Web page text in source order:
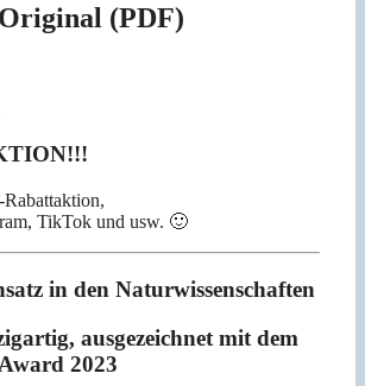
(PDF)
TikTok und usw. 🙂
in den Naturwissenschaften
ausgezeichnet mit dem
2023